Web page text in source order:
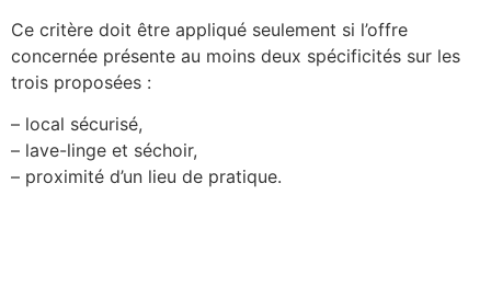
Ce critère doit être appliqué seulement si l’offre
concernée présente au moins deux spécificités sur les
trois proposées :
– local sécurisé,
– lave-linge et séchoir,
– proximité d’un lieu de pratique.